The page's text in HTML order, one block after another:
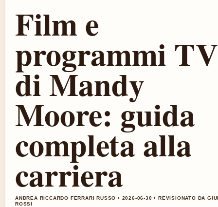
Film e
programmi TV
di Mandy
Moore: guida
completa alla
carriera
ANDREA RICCARDO FERRARI RUSSO • 2026-06-30 • REVISIONATO DA
ROSSI